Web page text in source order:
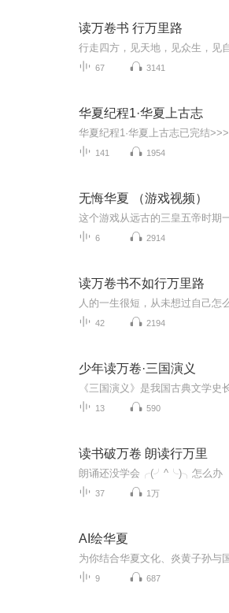
读万卷书 行万里路
67 3141
华夏纪程1·华夏上古志
141 1954
无悔华夏 （游戏视频）
6 2914
读万卷书不如行万里路
42 2194
少年读万卷·三国演义
13 590
读书破万卷 朗读行万里
朗诵还没学会╭(╯^╰)╮怎么办
37 1万
AI绘华夏
9 687